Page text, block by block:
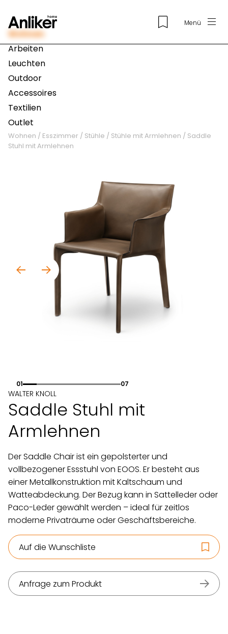
Menü
Wohnen
Arbeiten
Leuchten
Outdoor
Accessoires
Textilien
Outlet
Wohnen / Esszimmer / Stühle / Stühle mit Armlehnen / Saddle
Stuhl mit Armlehnen
01 07
WALTER KNOLL
Saddle Stuhl mit
Armlehnen
Der Saddle Chair ist ein gepolsterter und
vollbezogener Essstuhl von EOOS. Er besteht aus
einer Metallkonstruktion mit Kaltschaum und
Watteabdeckung. Der Bezug kann in Sattelleder oder
Paco-Leder gewählt werden – ideal für zeitlos
moderne Privaträume oder Geschäftsbereiche.
Auf die Wunschliste
Anfrage zum Produkt